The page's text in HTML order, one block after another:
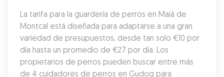
La tarifa para la guardería de perros en Maià de
Montcal está diseñada para adaptarse a una gran
variedad de presupuestos, desde tan solo €10 por
día hasta un promedio de €27 por día. Los
propietarios de perros pueden buscar entre más
de 4 cuidadores de perros en Gudog para